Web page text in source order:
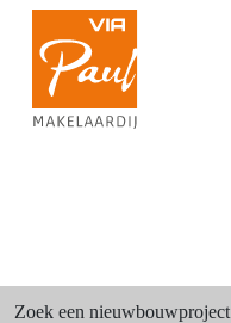
Zoek een nieuwbouwproject